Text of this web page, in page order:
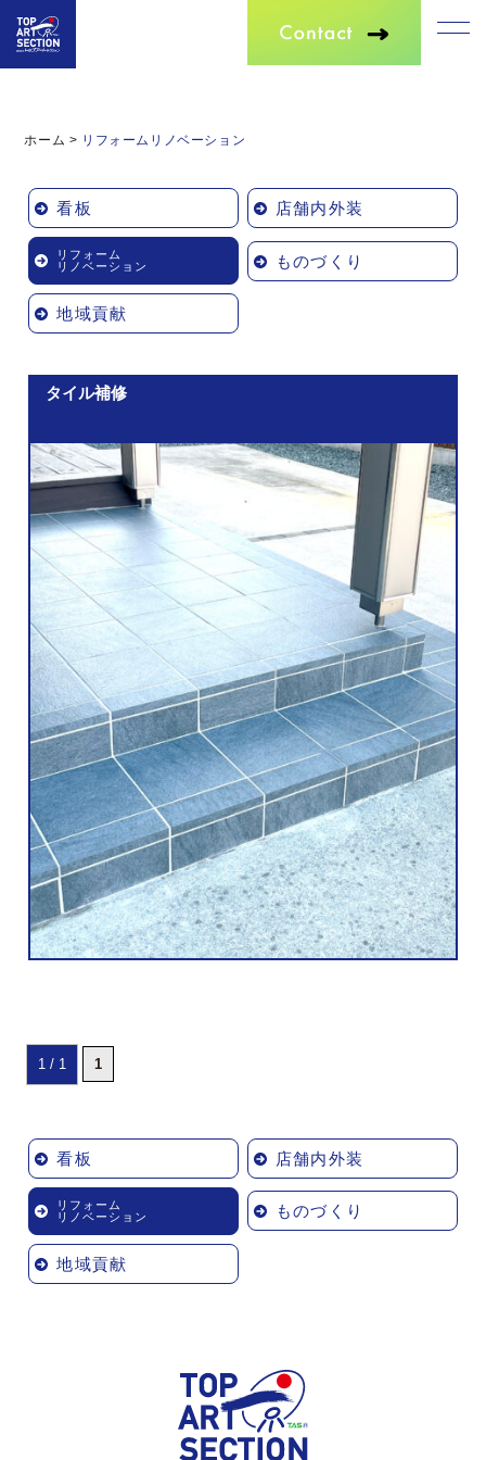
ホーム > リフォームリノベーション
看板 店舗内外装
リフォーム
リノベーション
ものづくり
地域貢献
タイル補修
1 / 1 1
看板 店舗内外装
リフォーム
リノベーション
ものづくり
地域貢献